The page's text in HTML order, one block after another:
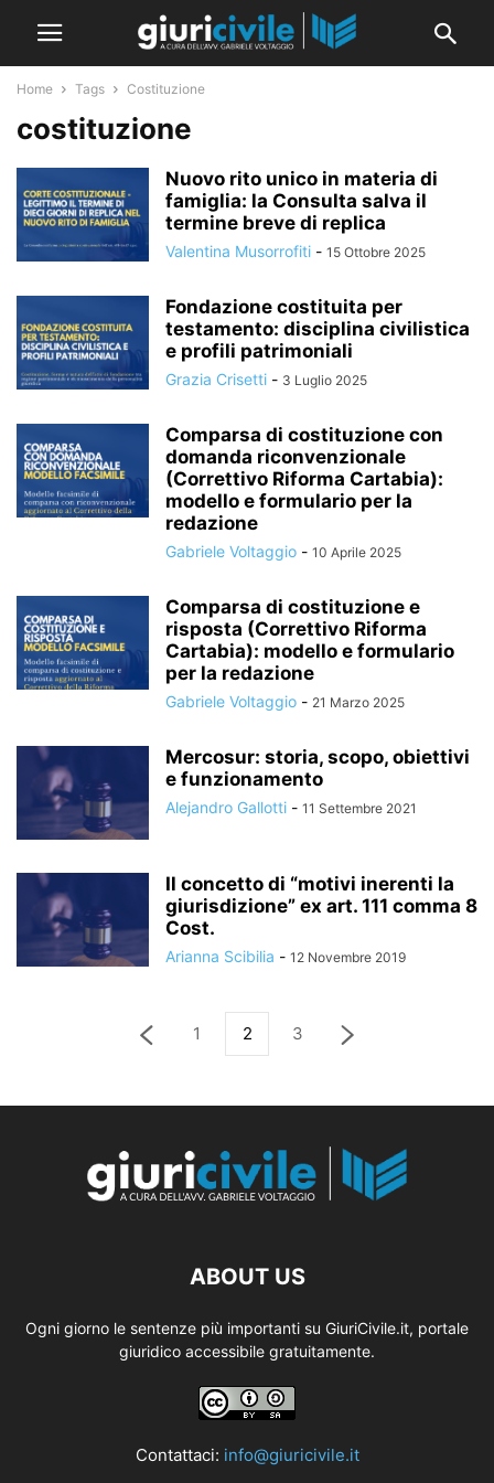
Home Tags Costituzione
costituzione
Nuovo rito unico in materia di
famiglia: la Consulta salva il
termine breve di replica
Valentina Musorrofiti - 15 Ottobre 2025
Fondazione costituita per
testamento: disciplina civilistica
e profili patrimoniali
Grazia Crisetti - 3 Luglio 2025
Comparsa di costituzione con
domanda riconvenzionale
(Correttivo Riforma Cartabia):
modello e formulario per la
redazione
Gabriele Voltaggio - 10 Aprile 2025
Comparsa di costituzione e
risposta (Correttivo Riforma
Cartabia): modello e formulario
per la redazione
Gabriele Voltaggio - 21 Marzo 2025
Mercosur: storia, scopo, obiettivi
e funzionamento
Alejandro Gallotti - 11 Settembre 2021
Il concetto di “motivi inerenti la
giurisdizione” ex art. 111 comma 8
Cost.
Arianna Scibilia - 12 Novembre 2019
1 2 3
ABOUT US
Ogni giorno le sentenze più importanti su GiuriCivile.it, portale
giuridico accessibile gratuitamente.
Contattaci: info@giuricivile.it